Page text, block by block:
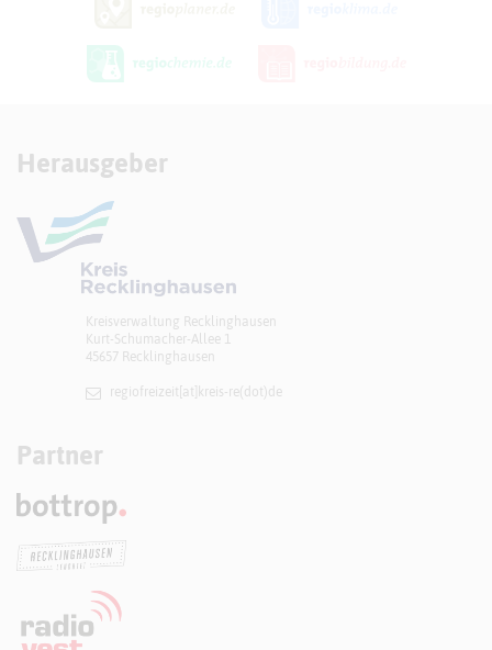
Herausgeber
Kreisverwaltung Recklinghausen
Kurt-Schumacher-Allee 1
45657 Recklinghausen
regiofreizeit[at]​kreis-re(dot)de
Partner